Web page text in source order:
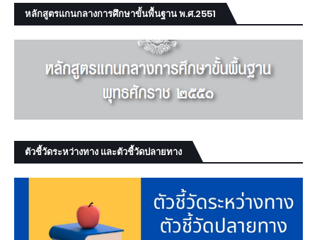
หลักสูตรแกนกลางการศึกษาขั้นพื้นฐาน พ.ศ.2551
ตัวชี้วัดระหว่างทาง และตัวชี้วัดปลายทาง